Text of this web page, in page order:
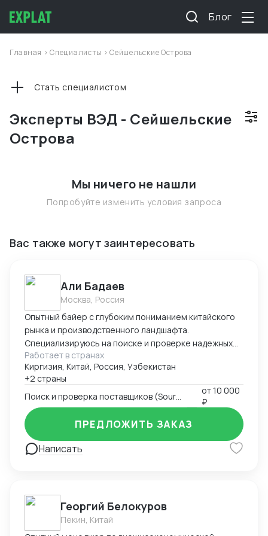
Блог
Главная >Специалисты >Сейшельские Острова
Эксперты ВЭД - Сейшельские
Острова
Стать специалистом
Мы ничего не нашли
Попробуйте изменить условия запроса
Вас также могут заинтересовать
Али Бадаев
Москва, Россия
Опытный байер с глубоким пониманием китайского
рынка и производственного ландшафта.
Специализируюсь на поиске и проверке надежных
поставщиков, ведении переговоров и полном
управлении цепочкой поставок от фабрики до
конечного склада. Эксперт в контроле качества и
снижении закупочных издержек. Поиск и проверка
поставщиков: Опыт работы с B2B-платформами
(Alibaba, 1688.com, Globalsources), проведение
фабричных аудитов, проверка юридической
документации. Ведение переговоров: Навыки
контроль заказа от размещения до отгрузки
(сопровождение заказа, отслеживание
производства). Знание логистических процессов
Работает в странах
Киргизия, Китай, Россия, Узбекистан
+2 страны
от10 000
₽
Написать
ПРЕДЛОЖИТЬ ЗАКАЗ
Георгий Белокуров
Пекин, Китай